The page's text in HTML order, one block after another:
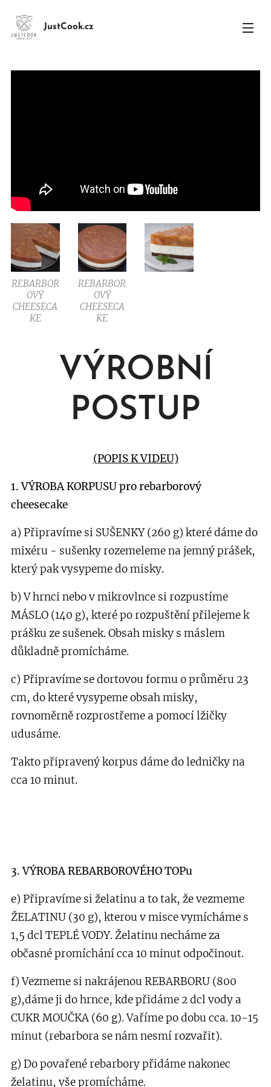
JustCook.cz
REBARBOR
OVÝ
CHEESECA
KE
REBARBOR
OVÝ
CHEESECA
KE
VÝROBNÍ
POSTUP
(POPIS K VIDEU)
1. VÝROBA KORPUSU pro rebarborový
cheesecake
a) Připravíme si SUŠENKY (260 g) které dáme do
mixéru - sušenky rozemeleme na jemný prášek,
který pak vysypeme do misky.
b) V hrnci nebo v mikrovlnce si rozpustíme
MÁSLO (140 g), které po rozpuštění přilejeme k
prášku ze sušenek. Obsah misky s máslem
důkladně promícháme.
c) Připravíme se dortovou formu o průměru 23
cm, do které vysypeme obsah misky,
rovnoměrně rozprostřeme a pomocí lžičky
udusáme.
Takto připravený korpus dáme do ledničky na
cca 10 minut.
3. VÝROBA REBARBOROVÉHO TOPu
e) Připravíme si želatinu a to tak, že vezmeme
ŽELATINU (30 g), kterou v misce vymícháme s
1,5 dcl TEPLÉ VODY. Želatinu necháme za
občasné promíchání cca 10 minut odpočinout.
f) Vezmeme si nakrájenou REBARBORU (800
g),dáme ji do hrnce, kde přidáme 2 dcl vody a
CUKR MOUČKA (60 g). Vaříme po dobu cca. 10-15
minut (rebarbora se nám nesmí rozvařit).
g) Do povařené rebarbory přidáme nakonec
želatinu, vše promícháme.